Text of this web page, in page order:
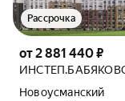
от 2 881 440 ₽
Новоусманский
Рассрочка